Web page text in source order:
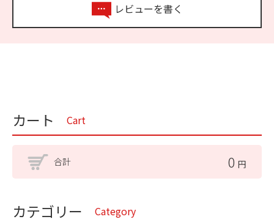
レビューを書く
カート Cart
合計 0 円
カテゴリー Category